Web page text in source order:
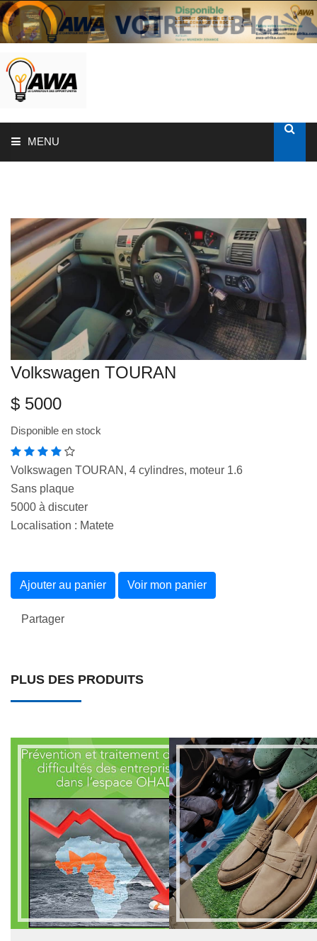
MENU
SOLUTIONS AUX ENTREPRISES
MON COMPTE
AWASHOP
VEILLE JURIDIQUE ET FISCALE
LES ANALYSES
Volkswagen TOURAN
$ 5000
Disponible en stock
Volkswagen TOURAN, 4 cylindres, moteur 1.6
Sans plaque
5000 à discuter
Localisation : Matete
Ajouter au panier Voir mon panier
Partager
PLUS DES PRODUITS